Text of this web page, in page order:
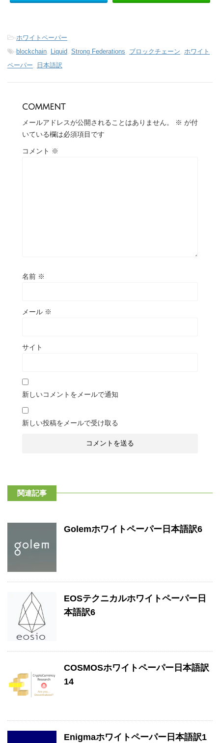
-ホワイトペーパー
-blockchain, Liquid, Strong Federations, ブロックチェーン, ホワイト
ペーパー, 日本語訳
comment
メールアドレスが公開されることはありません。 ※ が付
いている欄は必須項目です
コメント ※
名前 ※
メール ※
サイト
新しいコメントをメールで通知
新しい投稿をメールで受け取る
関連記事
Golemホワイトペーパー日本語訳6
EOSテクニカルホワイトペーパー日
本語訳6
COSMOSホワイトペーパー日本語訳
14
Enigmaホワイトペーパー日本語訳1